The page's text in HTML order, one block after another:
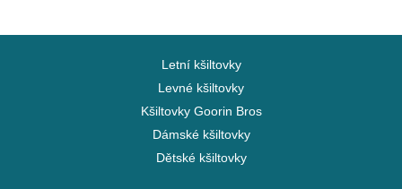
Letní kšiltovky
Levné kšiltovky
Kšiltovky Goorin Bros
Dámské kšiltovky
Dětské kšiltovky